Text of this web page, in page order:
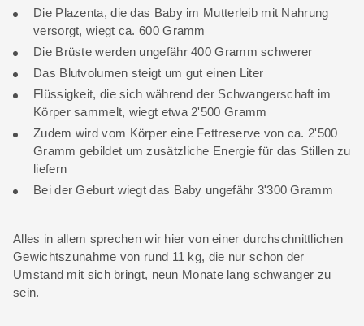
Die Plazenta, die das Baby im Mutterleib mit Nahrung
versorgt, wiegt ca. 600 Gramm
Die Brüste werden ungefähr 400 Gramm schwerer
Das Blutvolumen steigt um gut einen Liter
Flüssigkeit, die sich während der Schwangerschaft im
Körper sammelt, wiegt etwa 2'500 Gramm
Zudem wird vom Körper eine Fettreserve von ca. 2'500
Gramm gebildet um zusätzliche Energie für das Stillen zu
liefern
Bei der Geburt wiegt das Baby ungefähr 3'300 Gramm
Alles in allem sprechen wir hier von einer durchschnittlichen
Gewichtszunahme von rund 11 kg, die nur schon der
Umstand mit sich bringt, neun Monate lang schwanger zu
sein.